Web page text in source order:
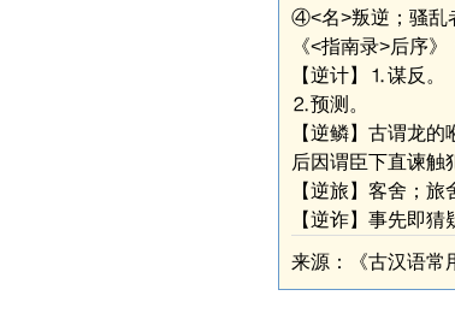
④<名>叛逆；骚乱
《<指南录>后序
【逆计】⒈谋反。
⒉预测。
【逆鳞】古谓龙
后因谓臣下直谏触
【逆旅】客舍；旅
【逆诈】事先即猜
来源：《古汉语常